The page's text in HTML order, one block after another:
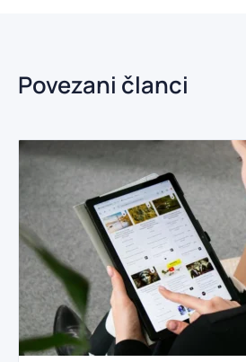
Povezani članci